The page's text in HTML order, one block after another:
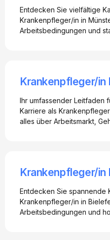
Entdecken Sie vielfältige
Krankenpfleger/in in
Arbeitsbedingungen und
Krankenpfleger/in
Ihr umfassender Leitfaden
Karriere als
alles über Arbeitsmarkt,
Krankenpfleger/in
Entdecken Sie spannende
Krankenpfleger/in in
Arbeitsbedingungen und